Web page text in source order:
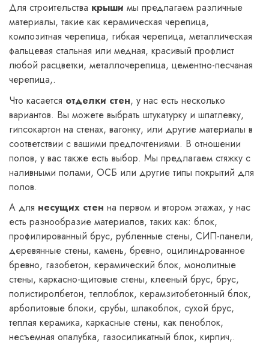
Для строительства крыши мы предлагаем различные
материалы, такие как керамическая черепица,
композитная черепица, гибкая черепица, металлическая
фальцевая стальная или медная, красивый профлист
любой расцветки, металлочерепица, цементно-песчаная
черепица,.
Что касается отделки стен, у нас есть несколько
вариантов. Вы можете выбрать штукатурку и шпатлевку,
гипсокартон на стенах, вагонку, или другие материалы в
соответствии с вашими предпочтениями. В отношении
полов, у вас также есть выбор. Мы предлагаем стяжку с
наливными полами, ОСБ или другие типы покрытий для
полов.
А для несущих стен на первом и втором этажах, у нас
есть разнообразие материалов, таких как: блок,
профилированный брус, рубленные стены, СИП-панели,
деревянные стены, камень, бревно, оцилиндрованное
бревно, газобетон, керамический блок, монолитные
стены, каркасно-щитовые стены, клееный брус, брус,
полистиролбетон, теплоблок, керамзитобетонный блок,
арболитовые блоки, срубы, шлакоблок, сухой брус,
теплая керамика, каркасные стены, как пеноблок,
несъемная опалубка, газосиликатный блок, кирпич,.